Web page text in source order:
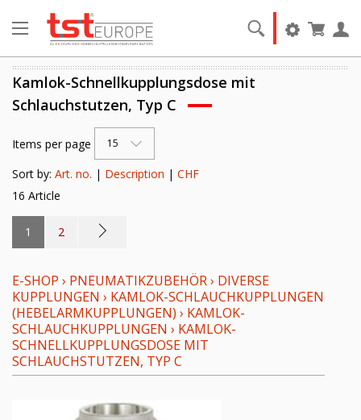
Kamlok-Schnellkupplungsdose mit
Schlauchstutzen, Typ C
Items per page 15
Sort by: Art. no. | Description | CHF
16 Article
1 2
E-SHOP › PNEUMATIKZUBEHÖR› DIVERSE
KUPPLUNGEN › KAMLOK-SCHLAUCHKUPPLUNGEN
(HEBELARMKUPPLUNGEN) › KAMLOK-
SCHLAUCHKUPPLUNGEN › KAMLOK-
SCHNELLKUPPLUNGSDOSE MIT
SCHLAUCHSTUTZEN, TYP C